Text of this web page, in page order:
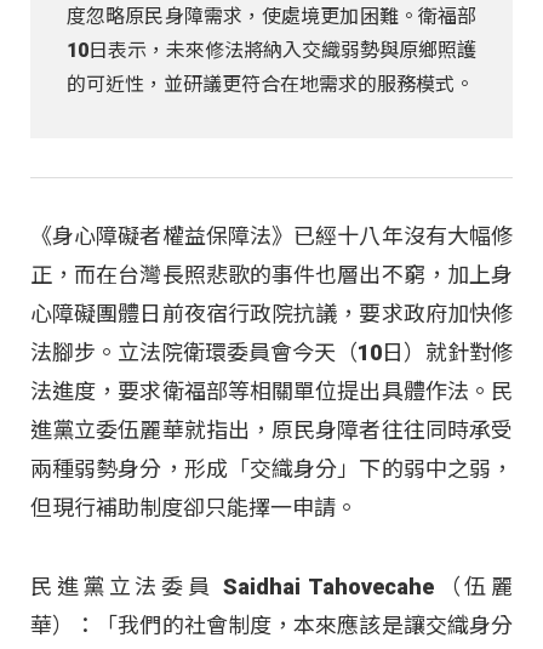
度忽略原民身障需求，使處境更加困難。衛福部
10日表示，未來修法將納入交織弱勢與原鄉照護
的可近性，並研議更符合在地需求的服務模式。
《身心障礙者權益保障法》已經十八年沒有大幅修
正，而在台灣長照悲歌的事件也層出不窮，加上身
心障礙團體日前夜宿行政院抗議，要求政府加快修
法腳步。立法院衛環委員會今天（10日）就針對修
法進度，要求衛福部等相關單位提出具體作法。民
進黨立委伍麗華就指出，原民身障者往往同時承受
兩種弱勢身分，形成「交織身分」下的弱中之弱，
但現行補助制度卻只能擇一申請。
民進黨立法委員 Saidhai Tahovecahe（伍麗
華）：「我們的社會制度，本來應該是讓交織身分